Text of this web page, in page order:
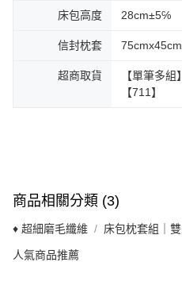
床包高度 28cm±5℅
信封枕套
超商取貨
【單筆多
【711】
商品相關分類 (3)
♦ 超細磨毛纖維 床包枕套組｜
人氣商品推薦